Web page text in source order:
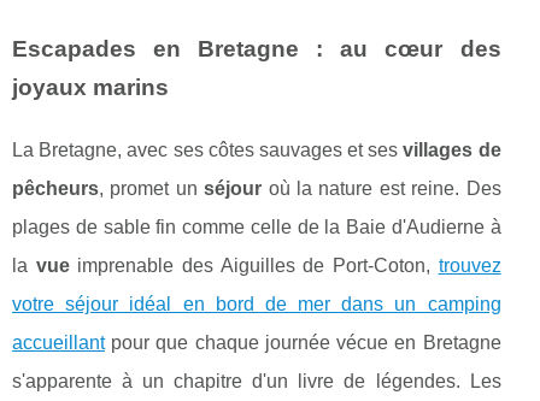
Escapades en Bretagne : au cœur des
joyaux marins
La Bretagne, avec ses côtes sauvages et sesvillages de
pêcheurs, promet unséjour où la nature est reine. Des
plages de sable fin comme celle de la Baie d'Audierne à
la vueimprenable des Aiguilles de Port-Coton, trouvez
votre séjour idéal en bord de mer dans un camping
accueillantpour que chaque journée vécue en Bretagne
s'apparente à un chapitre d'un livre de légendes. Les